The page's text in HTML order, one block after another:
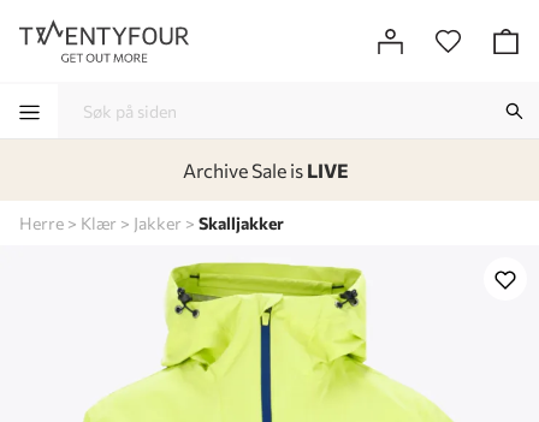
Herre Klær Jakker Skalljakker
Archive Sale is LIVE
-
-
-
-